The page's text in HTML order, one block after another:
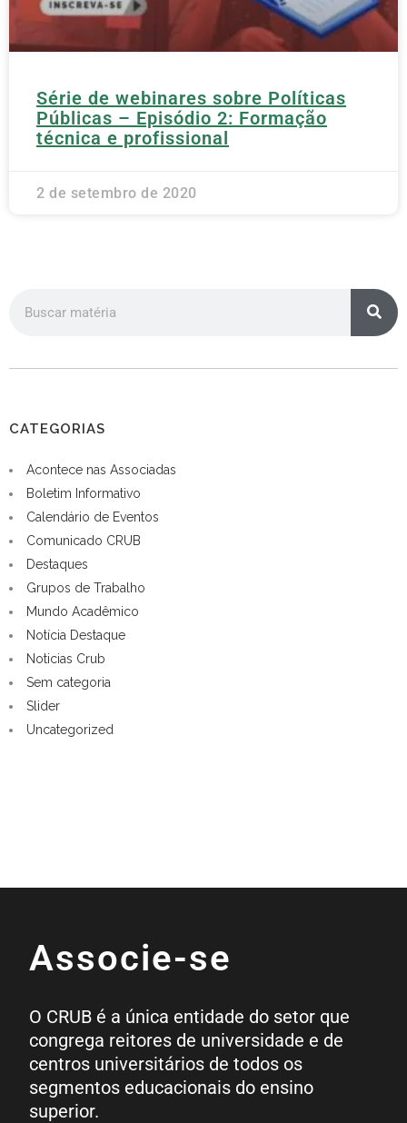
Série de webinares sobre Políticas
Públicas – Episódio 2: Formação
técnica e profissional
2 de setembro de 2020
CATEGORIAS
Acontece nas Associadas
Boletim Informativo
Calendário de Eventos
Comunicado CRUB
Destaques
Grupos de Trabalho
Mundo Acadêmico
Notícia Destaque
Noticias Crub
Sem categoria
Slider
Uncategorized
Associe-se
O CRUB é a única entidade do setor que
congrega reitores de universidade e de
centros universitários de todos os
segmentos educacionais do ensino
superior.